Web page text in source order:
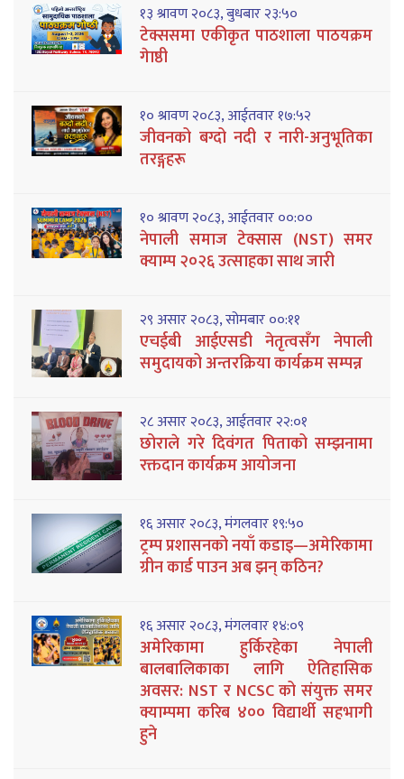
१३ श्रावण २०८३, बुधबार २३:५०
टेक्ससमा एकीकृत पाठशाला पाठयक्रम
गेाष्ठी
१० श्रावण २०८३, आईतवार १७:५२
जीवनको बग्दो नदी र नारी-अनुभूतिका
तरङ्गहरू
१० श्रावण २०८३, आईतवार ००:००
नेपाली समाज टेक्सास (NST) समर
क्याम्प २०२६ उत्साहका साथ जारी
२९ असार २०८३, सोमबार ००:११
एचईबी आईएसडी नेतृत्वसँग नेपाली
समुदायको अन्तरक्रिया कार्यक्रम सम्पन्न
२८ असार २०८३, आईतवार २२:०१
छोराले गरे दिवंगत पिताको सम्झनामा
रक्तदान कार्यक्रम आयोजना
१६ असार २०८३, मंगलवार १९:५०
ट्रम्प प्रशासनको नयाँ कडाइ—अमेरिकामा
ग्रीन कार्ड पाउन अब झन् कठिन?
१६ असार २०८३, मंगलवार १४:०९
अमेरिकामा हुर्किरहेका नेपाली
बालबालिकाका लागि ऐतिहासिक
अवसर: NST र NCSC को संयुक्त समर
क्याम्पमा करिब ४०० विद्यार्थी सहभागी
हुने